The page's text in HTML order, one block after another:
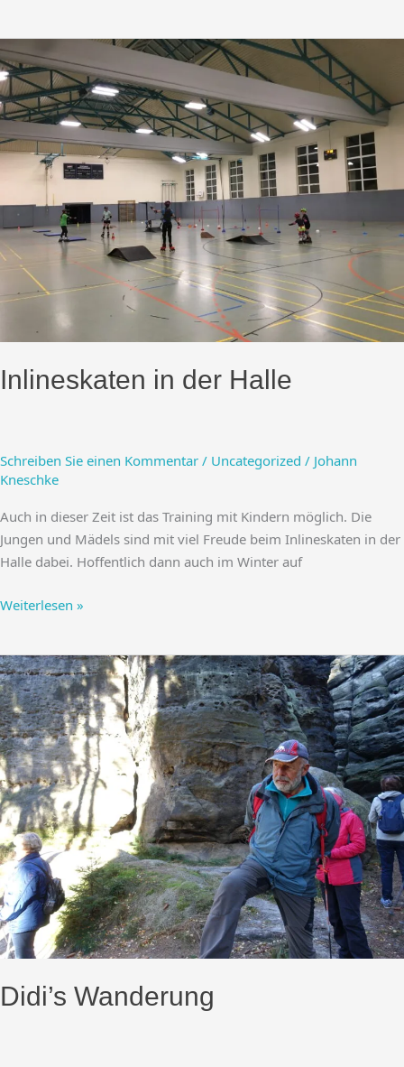
Inlineskaten in der Halle
Schreiben Sie einen Kommentar / Uncategorized / Johann
Kneschke
Auch in dieser Zeit ist das Training mit Kindern möglich. Die
Jungen und Mädels sind mit viel Freude beim Inlineskaten in der
Halle dabei. Hoffentlich dann auch im Winter auf
Inlineskaten
Halle
Weiterlesen »
Didi’s Wanderung